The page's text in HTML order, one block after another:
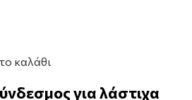
καλάθι
για λάστιχα